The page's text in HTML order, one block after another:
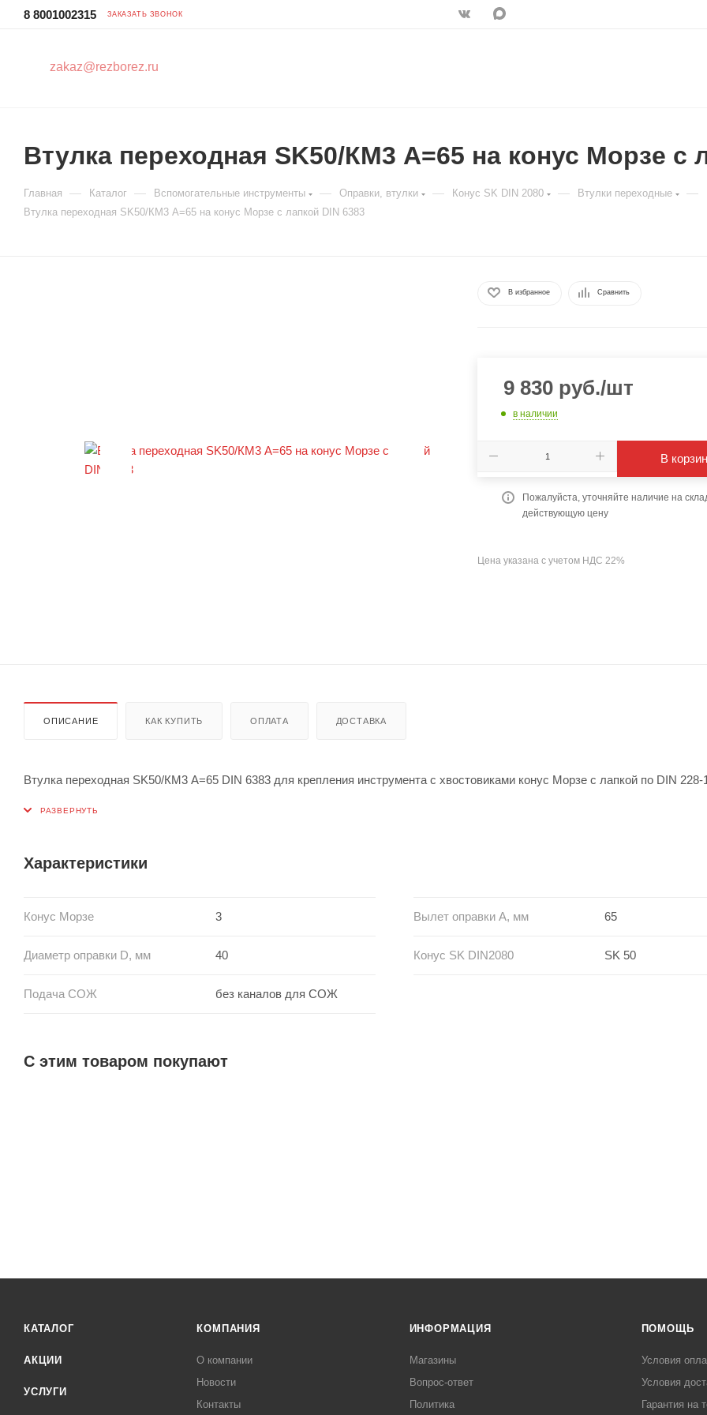
8 8001002315 ЗАКАЗАТЬ ЗВОНОК
zakaz@rezborez.ru
Втулка переходная SK50/КМ3 A=65 на конус Морзе с
Главная — Каталог — Вспомогательные инструменты — Оправки, втулки — Конус SK DIN 2080 — Втулки переходные —
Втулка переходная SK50/КМ3 A=65 на конус Морзе с лапкой DIN 6383
В избранное Сравнить
9 830 руб./шт
в наличии
В
Пожалуйста, уточняйте наличие на
действующую цену
Цена указана с учетом НДС 22%
ОПИСАНИЕ КАК КУПИТЬ ОПЛАТА ДОСТАВКА
Втулка переходная SK50/КМ3 A=65 DIN 6383 для крепления инструмента с хвостовиками конус Морзе с лапкой по DIN 228-
Характеристики
Конус Морзе 3 Вылет оправки A, мм 65
Диаметр оправки D, мм 40 Конус SK DIN2080 SK 50
Подача СОЖ без каналов для СОЖ
С этим товаром покупают
КАТАЛОГ
АКЦИИ
УСЛУГИ
КОМПАНИЯ
О компании
Новости
Контакты
ИНФОРМАЦИЯ
Магазины
Вопрос-ответ
Политика
ПОМОЩЬ
Условия
Условия
Гарантия на